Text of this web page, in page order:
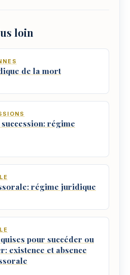
loin
de la mort
régime
régime juridique
pour succéder ou
existence et absence